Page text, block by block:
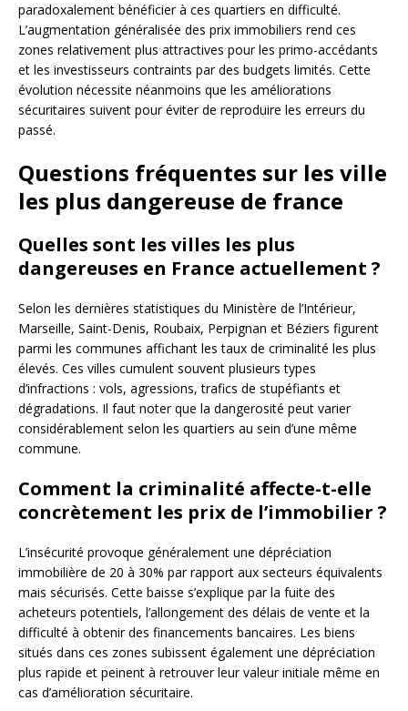
paradoxalement bénéficier à ces quartiers en difficulté.
L’augmentation généralisée des prix immobiliers rend ces
zones relativement plus attractives pour les primo-accédants
et les investisseurs contraints par des budgets limités. Cette
évolution nécessite néanmoins que les améliorations
sécuritaires suivent pour éviter de reproduire les erreurs du
passé.
Questions fréquentes sur les ville
les plus dangereuse de france
Quelles sont les villes les plus
dangereuses en France actuellement ?
Selon les dernières statistiques du Ministère de l’Intérieur,
Marseille, Saint-Denis, Roubaix, Perpignan et Béziers figurent
parmi les communes affichant les taux de criminalité les plus
élevés. Ces villes cumulent souvent plusieurs types
d’infractions : vols, agressions, trafics de stupéfiants et
dégradations. Il faut noter que la dangerosité peut varier
considérablement selon les quartiers au sein d’une même
commune.
Comment la criminalité affecte-t-elle
concrètement les prix de l’immobilier ?
L’insécurité provoque généralement une dépréciation
immobilière de 20 à 30% par rapport aux secteurs équivalents
mais sécurisés. Cette baisse s’explique par la fuite des
acheteurs potentiels, l’allongement des délais de vente et la
difficulté à obtenir des financements bancaires. Les biens
situés dans ces zones subissent également une dépréciation
plus rapide et peinent à retrouver leur valeur initiale même en
cas d’amélioration sécuritaire.